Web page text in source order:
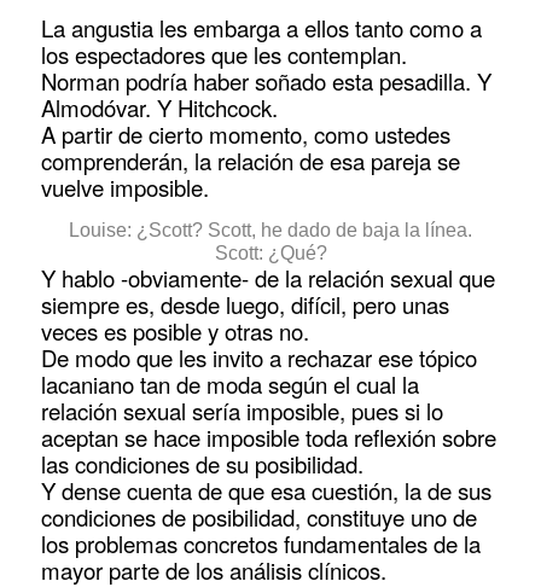
La angustia les embarga a ellos tanto como a
los espectadores que les contemplan.
Norman podría haber soñado esta pesadilla. Y
Almodóvar. Y Hitchcock.
A partir de cierto momento, como ustedes
comprenderán, la relación de esa pareja se
vuelve imposible.
Louise: ¿Scott? Scott, he dado de baja la línea.
Scott: ¿Qué?
Y hablo -obviamente- de la relación sexual que
siempre es, desde luego, difícil, pero unas
veces es posible y otras no.
De modo que les invito a rechazar ese tópico
lacaniano tan de moda según el cual la
relación sexual sería imposible, pues si lo
aceptan se hace imposible toda reflexión sobre
las condiciones de su posibilidad.
Y dense cuenta de que esa cuestión, la de sus
condiciones de posibilidad, constituye uno de
los problemas concretos fundamentales de la
mayor parte de los análisis clínicos.